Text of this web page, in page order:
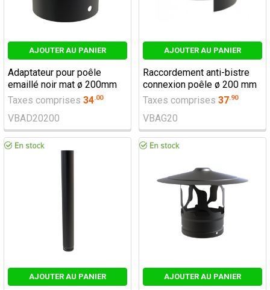
AJOUTER AU PANIER
Adaptateur pour poêle
emaillé noir mat ø 200mm
Taxes comprises 34.00
VBAD20200
AJOUTER AU PANIER
Raccordement anti-bistre
connexion poêle ø 200 mm
Taxes comprises 37.90
VBAG20
AJOUTER AU PANIER AJOUTER AU PANIER